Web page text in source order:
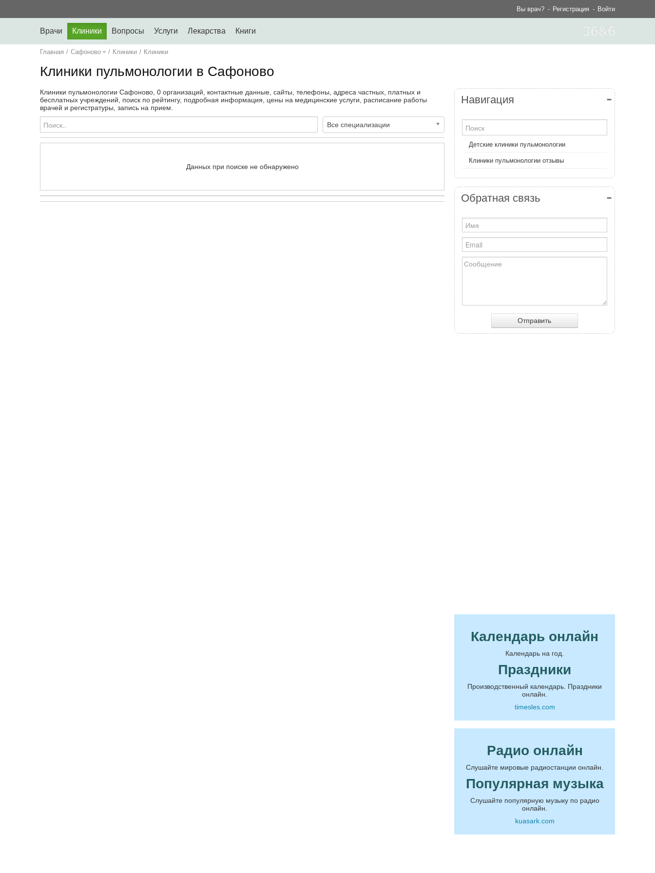
Вы врач? Регистрация Войти
Врачи Клиники Вопросы Услуги Лекарства Книги
Главная / Сафоново / Клиники / Клиники
Клиники пульмонологии в Сафоново
Клиники пульмонологии Сафоново, 0 организаций, контактные данные, сайты, телефоны, адреса частных, платных и
бесплатных учреждений, поиск по рейтингу, подробная информация, цены на медицинские услуги, расписание работы
врачей и регистратуры, запись на прием.
Все специализации
Данных при поиске не обнаружено
Навигация
Детские клиники пульмонологии
Клиники пульмонологии отзывы
Обратная связь
Отправить
Календарь онлайн
Календарь на год.
Праздники
Производственный календарь. Праздники
онлайн.
timesles.com
Радио онлайн
Слушайте мировые радиостанции онлайн.
Популярная музыка
Слушайте популярную музыку по радио
онлайн.
kuasark.com